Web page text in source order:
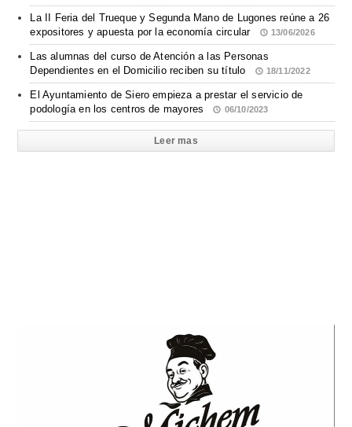
La II Feria del Trueque y Segunda Mano de Lugones reúne a 26
expositores y apuesta por la economía circular
13/06/2026
Las alumnas del curso de Atención a las Personas
Dependientes en el Domicilio reciben su título
18/11/2022
El Ayuntamiento de Siero empieza a prestar el servicio de
podología en los centros de mayores
06/10/2023
Leer mas